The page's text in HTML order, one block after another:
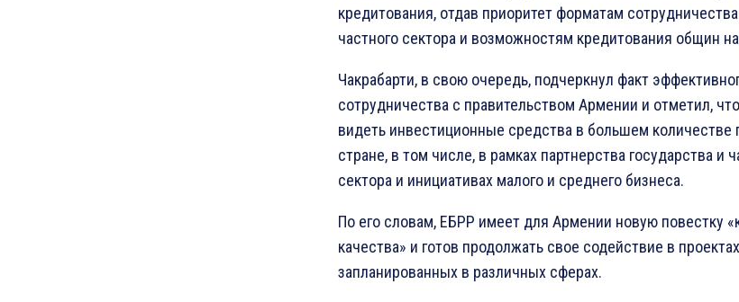
кредитования, отдав приоритет форматам
частного сектора и возможностям кредитования общин
Чакрабарти, в свою очередь, подчеркнул факт
сотрудничества с правительством Армении и отметил,
видеть инвестиционные средства в большем количестве
стране, в том числе, в рамках партнерства государства и
сектора и инициативах малого и среднего бизнеса.
По его словам, ЕБРР имеет для Армении новую повестку
качества» и готов продолжать свое содействие в
запланированных в различных сферах.